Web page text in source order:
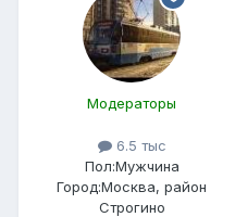
Модераторы
6.5 тыс
Пол:Мужчина
Город:Москва, район
Строгино